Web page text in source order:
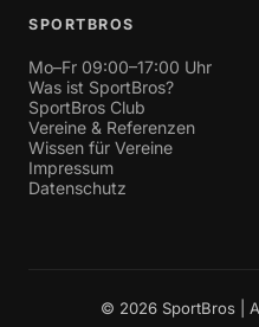
SPORTBROS
Mo–Fr 09:00–17:00 Uhr
Was ist SportBros?
SportBros Club
Vereine & Referenzen
Wissen für Vereine
Impressum
Datenschutz
© 2026 SportBros |